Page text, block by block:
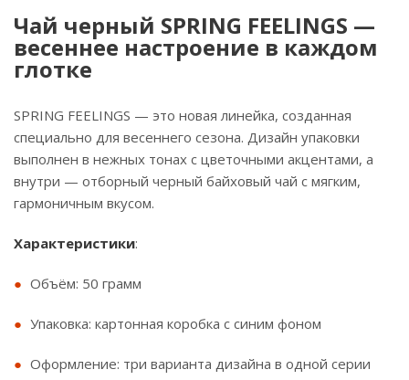
Чай черный SPRING FEELINGS —
весеннее настроение в каждом
глотке
SPRING FEELINGS — это новая линейка, созданная
специально для весеннего сезона. Дизайн упаковки
выполнен в нежных тонах с цветочными акцентами, а
внутри — отборный черный байховый чай с мягким,
гармоничным вкусом.
Характеристики:
Объём: 50 грамм
Упаковка: картонная коробка с синим фоном
Оформление: три варианта дизайна в одной серии